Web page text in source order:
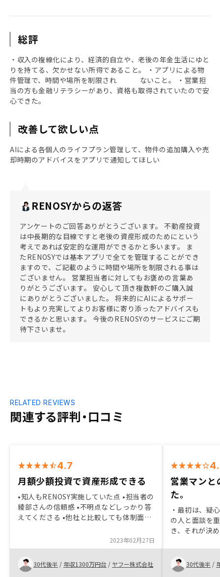
総評
・収入の複線化により、経済的自立や、老後の年金生活にゆと
りを持てる、欠かせない所得であること。 ・アプリによる物
件管理で、時間や場所を制限され ないこと。 ・営業担
当の方も金融リテラシーがあり、資格も取得されていたので安
心できた。
改善して欲しい点
AIによる各個人のライフプラン管理して、物件の追加購入や売
却時期のアドバイスをアプリで通知してほしい
RENOSYからの返答
アンケートのご回答ありがとうございます。 不動産投資
は中長期的な目線ですと老後の資産形成のためにという
考えであれば安定的な運用ができるかと多います。 ま
たRENOSYでは基本アプリで全てを管理することができ
ますので、ご記載のように時間や場所を制限される事は
ございません。 営業担当者に対してもお褒めの言葉あ
りがとうございます。 安心して頂き複数軒のご購入誠
にありがとうございました。 将来的にAIによるサポー
トもより充実してよりお客様に寄り添ったアドバイスも
できるかと思います。 今後のRENOSYのサービスにご期
待下さいませ。
関連する評判・口コミ
RELATED REVIEWS
4.7
月額少額投資で資産形成できる
•知人もRENOSY実施していた点 •担当者の
綾部さんの信頼感 •不明点などしっかり答
えてくださる •他社と比較しても体制面し
が会社としてしっかりしている •web面談
など一昔前より気軽に話がきけた•営業担
当者からの紹介以外で物件閲覧、閲覧でき
るとよりよい。 •物件値引き交渉ができる
2023年02月27日
30代後半 / 年収1300万円台 / ヤフー株式会社
営業マンと
た。
・最初は、疑
の人と面談を
き、それが決
いところまで
そちらも真剣
せすることに
30代後半 /